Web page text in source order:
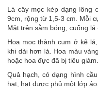
Lá cây mọc kép dạng lông
9cm, rộng từ 1,5-3 cm. Mỗi
Mặt trên sẫm bóng, cuống lá
Hoa mọc thành cụm ở kẽ
khi dài hơn lá. Hoa màu
hoặc hoa đực đã bị tiêu
Quả hạch, có dạng hình
hạt, hạt được phủ một lớp áo.